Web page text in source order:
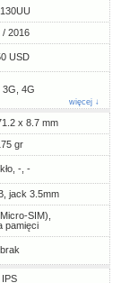
/ 2016
USD
3G, 4G
więcej ↓
x 8.7 mm
gr
-, -
jack 3.5mm
SIM),
pamięci
brak
IPS